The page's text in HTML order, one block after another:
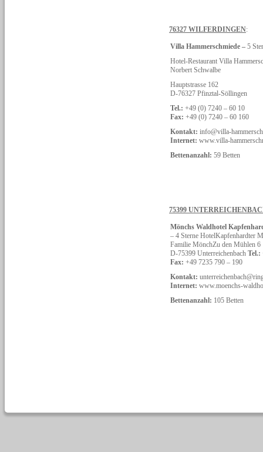
76327 WILFERDINGEN:
Villa Hammerschmiede – 5
Hotel-Restaurant Villa
Norbert Schwalbe
Hauptstrasse 162
D-76327 Pfinztal-Söllingen
Tel.: +49 (0) 7240 – 60 10
Fax: +49 (0) 7240 – 60 160
Kontakt: info@villa-
Internet: www.villa-
Bettenanzahl: 59 Betten
75399
Mönchs Waldhotel
– 4 Sterne HotelKapfenhardter
Familie MönchZu den Mühlen 6
D-75399 Unterreichenbach Tel.:
Fax: +49 7235 790 – 190
Kontakt:
Internet: www.moenchs-
Bettenanzahl: 105 Betten